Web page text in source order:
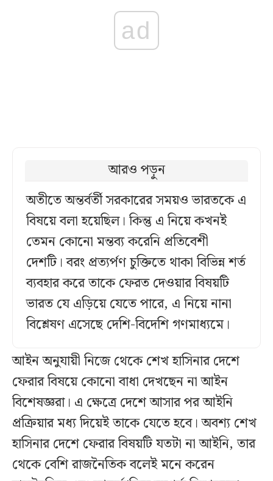
ad
আরও পড়ুন
অতীতে অন্তর্বর্তী সরকারের সময়ও ভারতকে এ
বিষয়ে বলা হয়েছিল। কিন্তু এ নিয়ে কখনই
তেমন কোনো মন্তব্য করেনি প্রতিবেশী
দেশটি। বরং প্রত্যর্পণ চুক্তিতে থাকা বিভিন্ন শর্ত
ব্যবহার করে তাকে ফেরত দেওয়ার বিষয়টি
ভারত যে এড়িয়ে যেতে পারে, এ নিয়ে নানা
বিশ্লেষণ এসেছে দেশি-বিদেশি গণমাধ্যমে।
আইন অনুযায়ী নিজে থেকে শেখ হাসিনার দেশে
ফেরার বিষয়ে কোনো বাধা দেখছেন না আইন
বিশেষজ্ঞরা। এ ক্ষেত্রে দেশে আসার পর আইনি
প্রক্রিয়ার মধ্য দিয়েই তাকে যেতে হবে। অবশ্য শেখ
হাসিনার দেশে ফেরার বিষয়টি যতটা না আইনি, তার
থেকে বেশি রাজনৈতিক বলেই মনে করেন